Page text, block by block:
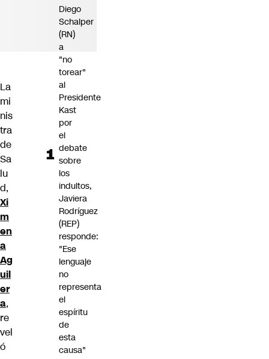
La
mi
nis
tra
de
Sa
lu
d,
Xi
m
en
a
Ag
uil
er
a,
re
vel
ó
Diego
Schalper
(RN)
a
"no
torear"
al
Presidente
Kast
por
el
debate
sobre
los
indultos,
Javiera
Rodríguez
(REP)
responde:
"Ese
lenguaje
no
representa
el
espíritu
de
esta
causa"